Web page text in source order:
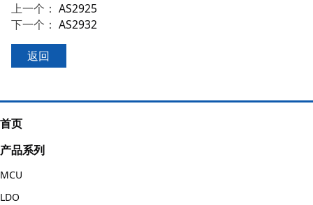
上一个： AS2925
下一个： AS2932
返回
首页
产品系列
MCU
LDO